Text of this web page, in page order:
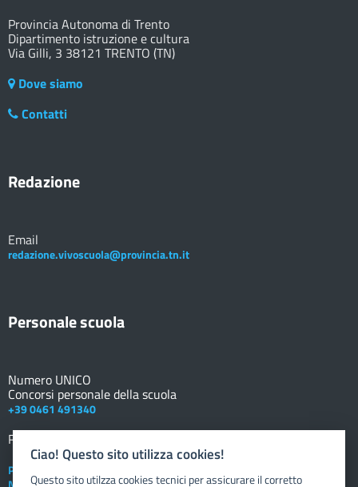
Provincia Autonoma di Trento
Dipartimento istruzione e cultura
Via Gilli, 3 38121 TRENTO (TN)
Dove siamo
Contatti
Redazione
Email
redazione.vivoscuola@provincia.tn.it
Personale scuola
Numero UNICO
Concorsi personale della scuola
+39 0461 491340
Registro elettronico
Posta elettronica istituzionale
Ciao! Questo sito utilizza cookies!
Questo sito utilzza cookies tecnici per assicurare il corretto